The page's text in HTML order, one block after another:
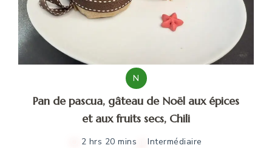
N
Pan de pascua, gâteau de Noël aux épices
et aux fruits secs, Chili
2 hrs 20 mins Intermédiaire